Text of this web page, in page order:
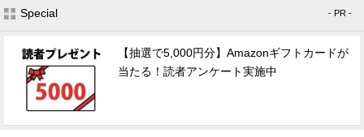
Special - PR -
【抽選で5,000円分】Amazonギフトカードが
当たる！読者アンケート実施中